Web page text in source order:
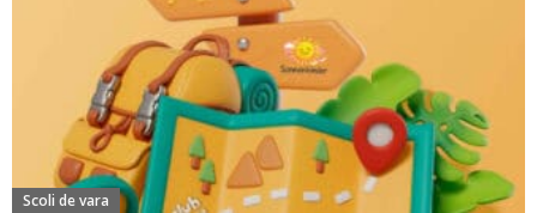
Scoli de vara